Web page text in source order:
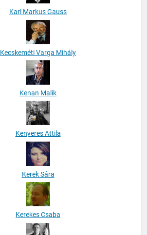
Karl Markus Gauss
Kecskeméti Varga Mihály
Kenan Malik
Kenyeres Attila
Kerek Sára
Kerekes Csaba